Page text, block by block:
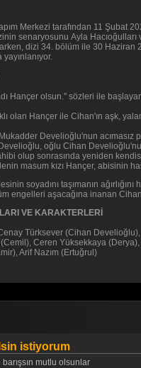
Merkezi tarafından 11 Şubat
senaryosunu Ayla
dizi 34. bölüm ile 30
Hançer olsun.'' sözleri ile
olan Hançer ile Cihan'ın aşk,
Develioğlu'nun acımasız
oğlu Cihan
olup sonrasında yeniden
masum kızı Hançer, abisinin
soyadını taşımanın
engelleri aşacağına inanan
VE KARAKTERLERİ
Türksever (Cihan
(Cemil), Ceren Yüksekkaya
Arif Nazım (Ertuğrul)
istiyorum
mutlu olsunlar